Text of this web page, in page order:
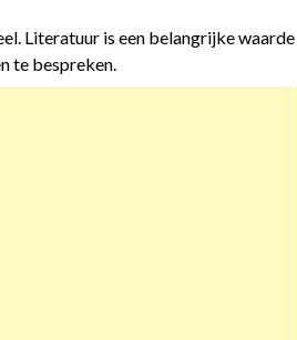
Literatuur is een belangrijke waarde
te bespreken.